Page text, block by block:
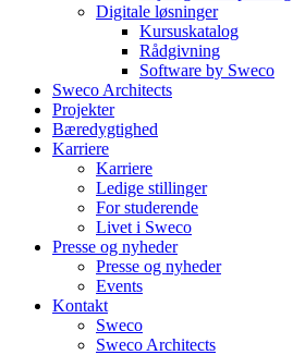
Digitale løsninger
Kursuskatalog
Rådgivning
Software by Sweco
Sweco Architects
Projekter
Bæredygtighed
Karriere
Karriere
Ledige stillinger
For studerende
Livet i Sweco
Presse og nyheder
Presse og nyheder
Events
Kontakt
Sweco
Sweco Architects